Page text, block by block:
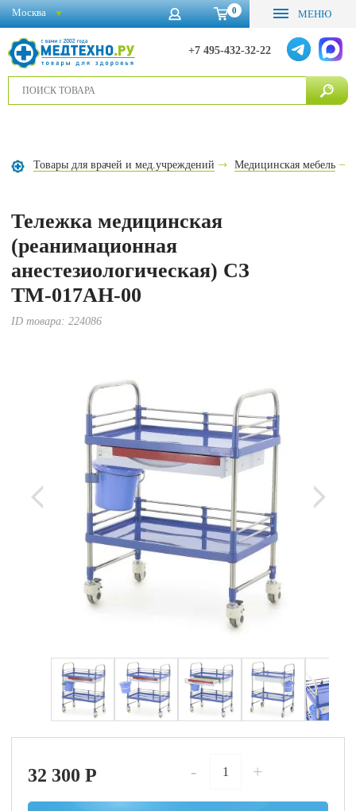
0 МЕНЮ
+7 495-432-32-22
Москва
Товары для врачей и мед.учреждений Медицинская мебель
Тележка медицинская
(реанимационная
анестезиологическая) СЗ
ТМ-017АН-00
ID товара:224086
32 300P - +